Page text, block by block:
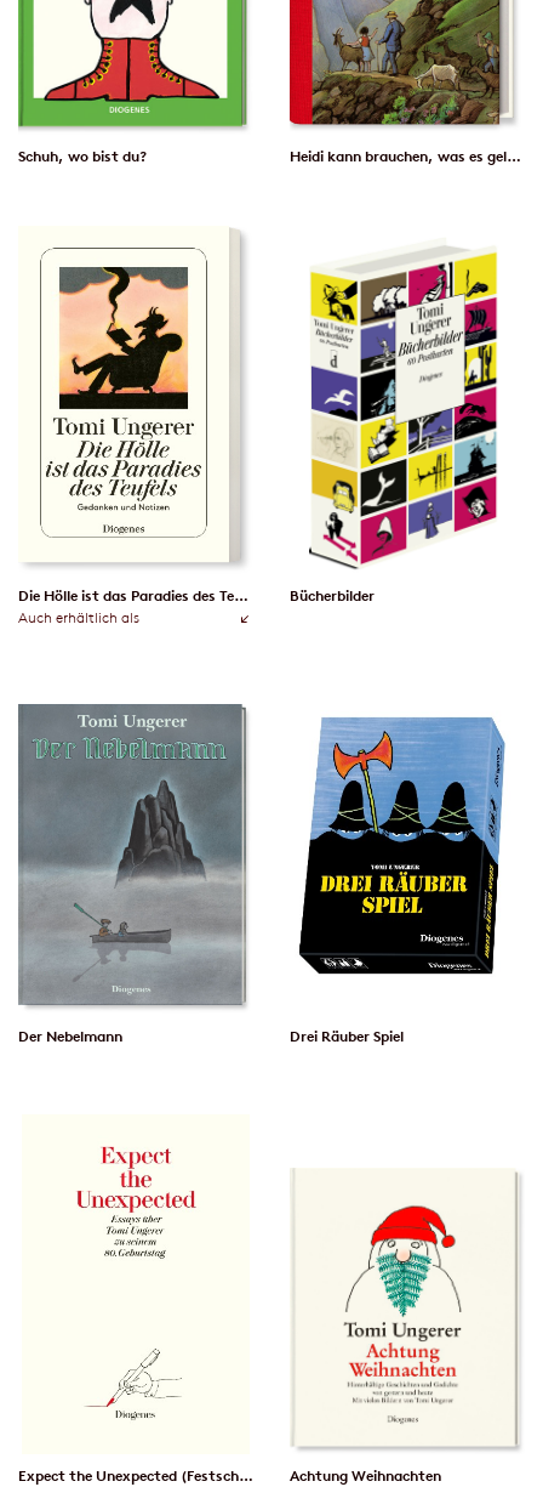
Schuh, wo bist du? Heidi kann brauchen, was es gelernt hat
Die Hölle ist das Paradies des Teufels
Auch erhältlich als
Bücherbilder
Der Nebelmann Drei Räuber Spiel
Expect the Unexpected (Festschrift) Achtung Weihnachten